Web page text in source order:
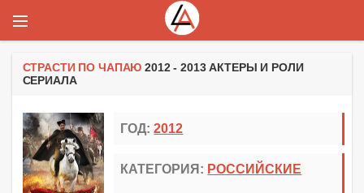
СТРАСТИ ПО ЧАПАЮ 2012 - 2013 АКТЕРЫ И РОЛИ
СЕРИАЛА
ГОД:2012
КАТЕГОРИЯ: РОССИЙСКИЕ